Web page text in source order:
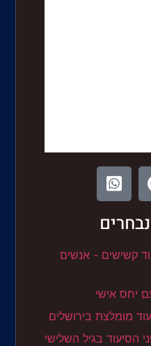
קשישים - אנשים
יחס אישי
מומלצת בירושלים
הסיעוד בגיל השלישי